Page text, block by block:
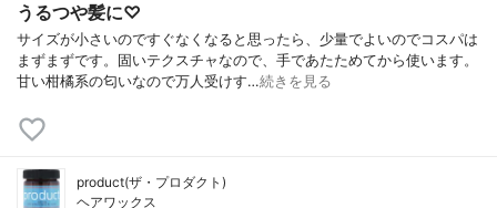
うるつや髪に♡
サイズが小さいのですぐなくなると思ったら、少量でよいのでコスパは
まずまずです。固いテクスチャなので、手であたためてから使います。
甘い柑橘系の匂いなので万人受けす…続きを見る
product(ザ・プロダクト)
ヘアワックス